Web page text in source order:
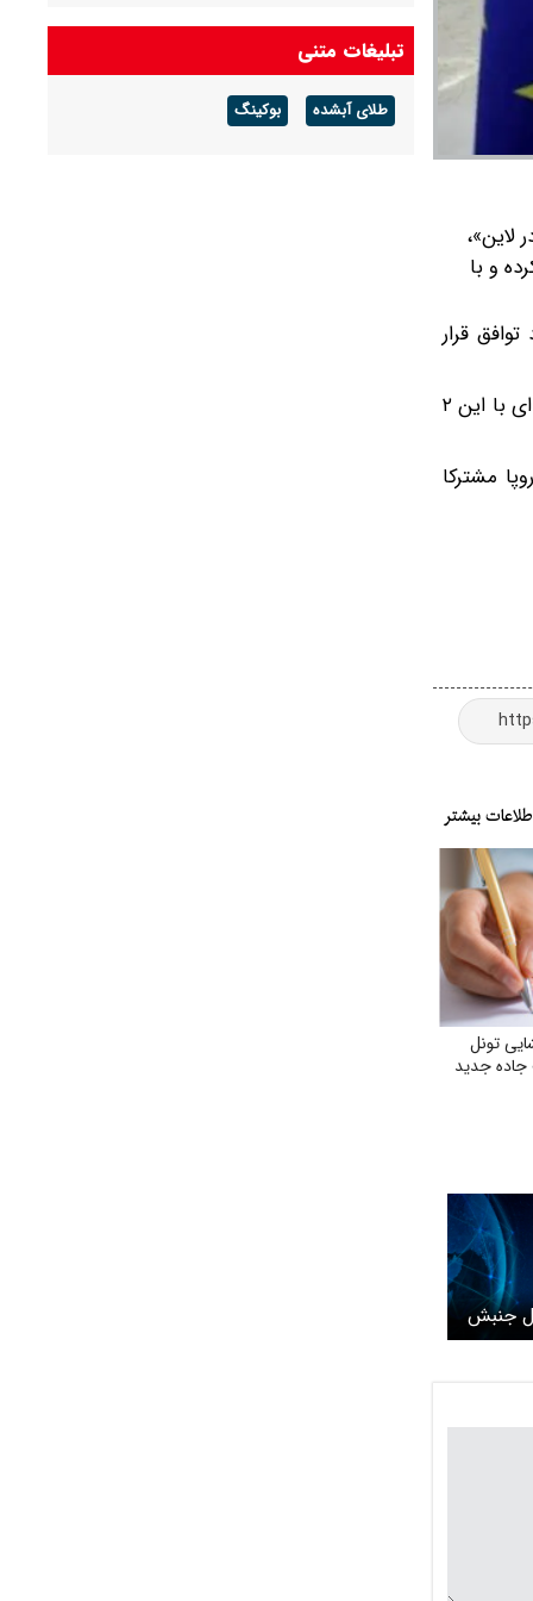
لاین»،
کرده و با
قرار
طبق این بیانیه «شی جین‌پینگ»، رئیس جمهور چین قرار است در جریان سفر کاستا و فون در لاین به کشورش دیدارهای جداگانه‌ای با این ۲
دولتی چین و این ۲ رهبر اتحادیه اروپا مشترکا
تونل
جاده جدید
جنبش
آلمانی ها خواستار استعفای مرتس شدند
تبلیغات متنی
طلای آبشده بوکینگ